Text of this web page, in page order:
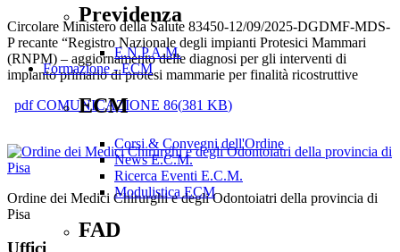
Previdenza
E.N.P.A.M.
Formazione - ECM
ECM
Corsi & Convegni dell'Ordine
News E.C.M.
Ricerca Eventi E.C.M.
Modulistica ECM
FAD
Circolare Ministero della Salute 83450-12/09/2025-DGDMF-MDS-
P recante “Registro Nazionale degli impianti Protesici Mammari
(RNPM) – aggiornamento delle diagnosi per gli interventi di
impianto primario di protesi mammarie per finalità ricostruttive
pdfCOMUNICAZIONE 86(381 KB)
Ordine dei Medici Chirurghi e degli Odontoiatri della provincia di
Pisa
Uffici